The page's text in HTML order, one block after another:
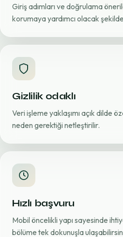
Giriş adımları ve doğrulama
korumaya yardımcı olacak şekilde
Gizlilik odaklı
Veri işleme yaklaşımı açık dilde
neden gerektiği netleştirilir.
Hızlı başvuru
Mobil öncelikli yapı sayesinde
bölüme tek dokunuşla